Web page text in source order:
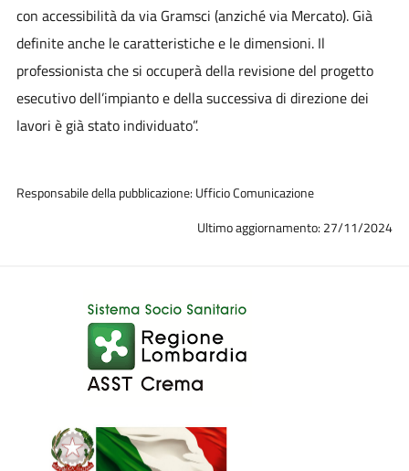
con accessibilità da via Gramsci (anziché via Mercato). Già
definite anche le caratteristiche e le dimensioni. Il
professionista che si occuperà della revisione del progetto
esecutivo dell’impianto e della successiva di direzione dei
lavori è già stato individuato”.
Responsabile della pubblicazione: Ufficio Comunicazione
Ultimo aggiornamento: 27/11/2024